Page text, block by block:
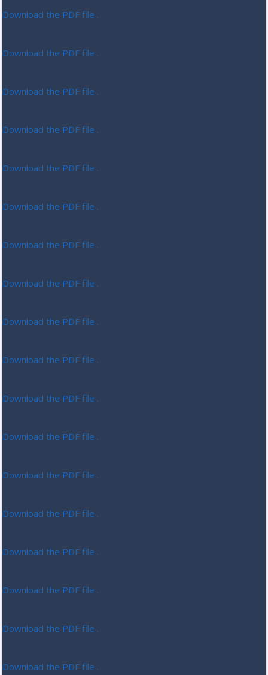
Download the PDF file .
Download the PDF file .
Download the PDF file .
Download the PDF file .
Download the PDF file .
Download the PDF file .
Download the PDF file .
Download the PDF file .
Download the PDF file .
Download the PDF file .
Download the PDF file .
Download the PDF file .
Download the PDF file .
Download the PDF file .
Download the PDF file .
Download the PDF file .
Download the PDF file .
Download the PDF file .